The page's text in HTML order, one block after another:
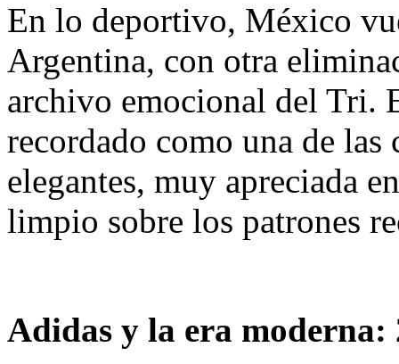
En lo deportivo, México
Argentina, con otra
archivo emocional del Tri.
recordado como una de las
elegantes, muy apreciada
limpio sobre los patrones
Adidas y la era moderna: